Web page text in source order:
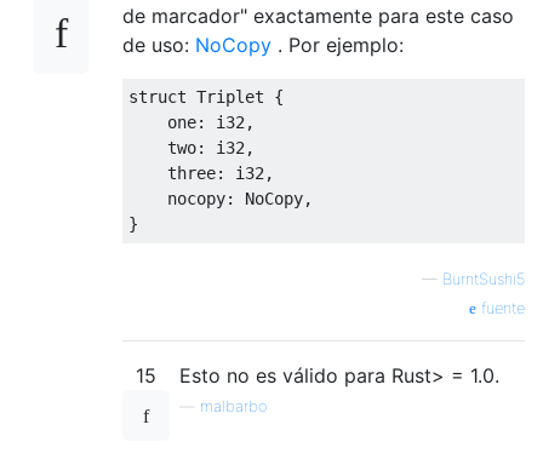
de marcador" exactamente para este caso
de uso: NoCopy . Por ejemplo:
struct Triplet {
    one
: i32 ,
    two
: i32 ,
    three
: i32 ,
    nocopy
: NoCopy,
}
— BurntSushi5
fuente
15 Esto no es válido para Rust> = 1.0.
malbarbo